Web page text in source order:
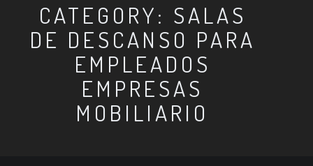
CATEGORY: SALAS
DE DESCANSO PARA
EMPLEADOS
EMPRESAS
MOBILIARIO